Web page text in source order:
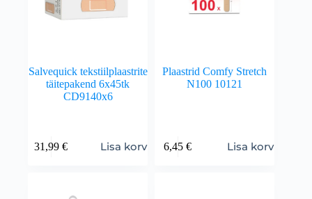
Salvequick tekstiilplaastrite
täitepakend 6x45tk
CD9140x6
31,99€ Lisa korvi
Plaastrid Comfy Stretch
N100 10121
6,45€ Lisa korvi